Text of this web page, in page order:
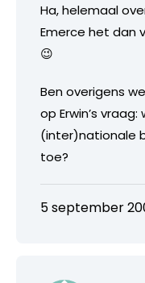
Ha, helemaal
Emerce het dan
😉
Ben overigens
op Erwin’s
(inter)nationale
toe?
5 september